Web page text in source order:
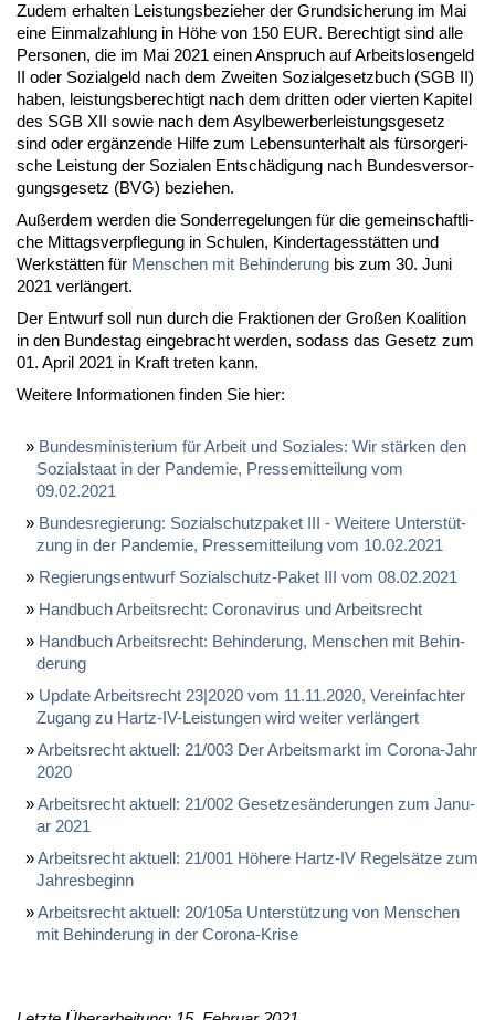
Zu­dem er­hal­ten Leis­tungs­be­zie­her der Grund­si­che­rung im Mai
ei­ne Ein­mal­zah­lung in Hö­he von 150 EUR. Be­rech­tigt sind al­le
Per­so­nen, die im Mai 2021 ei­nen An­spruch auf Ar­beits­lo­sen­geld
II oder So­zi­al­geld nach dem Zwei­ten So­zi­al­ge­setz­buch (SGB II)
ha­ben, leis­tungs­be­rech­tigt nach dem drit­ten oder vier­ten Ka­pi­tel
des SGB XII so­wie nach dem Asyl­be­wer­ber­leis­tungs­ge­setz
sind oder er­gän­zen­de Hil­fe zum Le­bens­un­ter­halt als für­sor­ge­ri­
sche Leis­tung der So­zia­len Ent­schä­di­gung nach Bun­des­ver­sor­
gungs­ge­setz (BVG) be­zie­hen.
Au­ßer­dem wer­den die Son­der­re­ge­lun­gen für die ge­mein­schaft­li­
che Mit­tags­ver­pfle­gung in Schu­len, Kin­der­ta­ges­stät­ten und
Werk­stät­ten für Men­schen mit Be­hin­de­rung bis zum 30. Ju­ni
2021 ver­län­gert.
Der Ent­wurf soll nun durch die Frak­tio­nen der Gro­ßen Ko­ali­ti­on
in den Bun­des­tag ein­ge­bracht wer­den, so­dass das Ge­setz zum
01. April 2021 in Kraft tre­ten kann.
Wei­te­re In­for­ma­tio­nen fin­den Sie hier:
Bun­des­mi­nis­te­ri­um für Ar­beit und So­zia­les: Wir stär­ken den
So­zi­al­staat in der Pan­de­mie, Pres­se­mit­tei­lung vom
09.02.2021
Bun­des­re­gie­rung: So­zi­al­schutz­pa­ket III - Wei­te­re Un­ter­stüt­
zung in der Pan­de­mie, Pres­se­mit­tei­lung vom 10.02.2021
Re­gie­rungs­ent­wurf So­zi­al­schutz-Pa­ket III vom 08.02.2021
Hand­buch Ar­beits­recht: Co­ro­na­vi­rus und Ar­beits­recht
Hand­buch Ar­beits­recht: Be­hin­de­rung, Men­schen mit Be­hin­
de­rung
Up­date Ar­beits­recht 23|2020 vom 11.11.2020, Ver­ein­fach­ter
Zu­gang zu Hartz-IV-Leis­tun­gen wird wei­ter ver­län­gert
Ar­beits­recht ak­tu­ell: 21/003 Der Ar­beits­markt im Co­ro­na-Jahr
2020
Ar­beits­recht ak­tu­ell: 21/002 Ge­set­zes­än­de­run­gen zum Ja­nu­
ar 2021
Ar­beits­recht ak­tu­ell: 21/001 Hö­he­re Hartz-IV Re­gel­sät­ze zum
Jah­res­be­ginn
Ar­beits­recht ak­tu­ell: 20/105a Un­ter­stüt­zung von Men­schen
mit Be­hin­de­rung in der Co­ro­na-Kri­se